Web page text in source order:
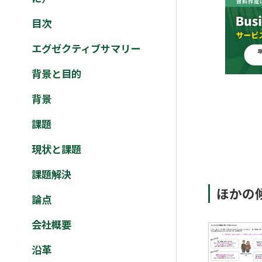
目次
エグゼクティブサマリー
背景と目的
背景
課題
現状と課題
課題解決
論点
会社概要
沿革
ほかの